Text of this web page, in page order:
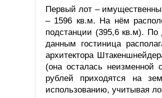
Первый лот –
– 1596 кв.м. На нём
подстанции (395,6 кв.м). По
данным гостиница
архитектора
(она осталась
рублей приходятся на
использованию, учитывая